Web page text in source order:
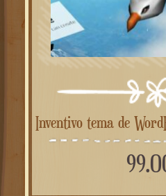
Inventivo tema de